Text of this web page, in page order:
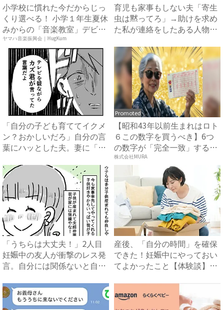
小学校に慣れた今だからじっ
くり選べる！ 小学１年生夏休
みからの「音楽教室」デビ
ュ...
ヤマハ音楽振興会｜HugKum
育児も家事もしない夫「寄生
虫は黙ってろ」→助けを求め
た私が連絡をしたある人物と
「自分の子ども育ててイクメ
ン？おかしいだろ」自分の言
葉にハッとした夫。妻に「違
Promoted
【昭和43年以前生まれはロト
６この数字を買うべき】6つ
の数字が「完全一致」する
方...
株式会社MURA
「うちらは大丈夫！」2人目
妊娠中の友人が衝撃のレス発
言。自分には関係ないと自信
産後、「自分の時間」を確保
できた！妊娠中にやっておい
てよかったこと【体験談】｜